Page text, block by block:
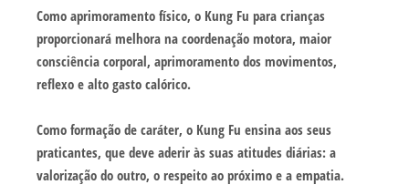
Como aprimoramento físico, o Kung Fu para crianças
proporcionará melhora na coordenação motora, maior
consciência corporal, aprimoramento dos movimentos,
reflexo e alto gasto calórico.
Como formação de caráter, o Kung Fu ensina aos seus
praticantes, que deve aderir às suas atitudes diárias: a
valorização do outro, o respeito ao próximo e a empatia.